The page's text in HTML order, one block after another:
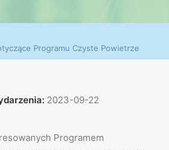
Programu Czyste Powietrze
2023-09-22
Programem